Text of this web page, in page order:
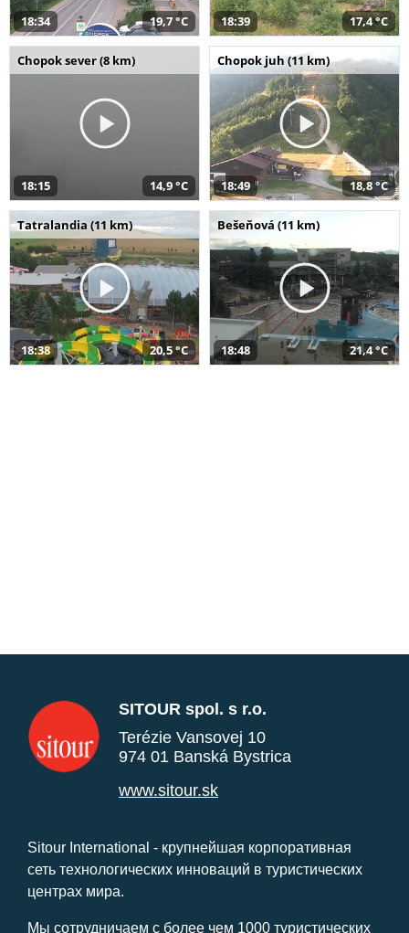
18:34 19,7 °C 18:39 17,4 °C
Chopok sever (8 km)
18:15 14,9 °C
Chopok juh (11 km)
18:49 18,8 °C
Tatralandia (11 km)
18:38 20,5 °C
Bešeňová (11 km)
18:48 21,4 °C
SITOUR spol. s r.o.
Terézie Vansovej 10
974 01 Banská Bystrica
www.sitour.sk
Sitour International - крупнейшая корпоративная
сеть технологических инноваций в туристических
центрах мира.
Мы сотрудничаем с более чем 1000 туристических